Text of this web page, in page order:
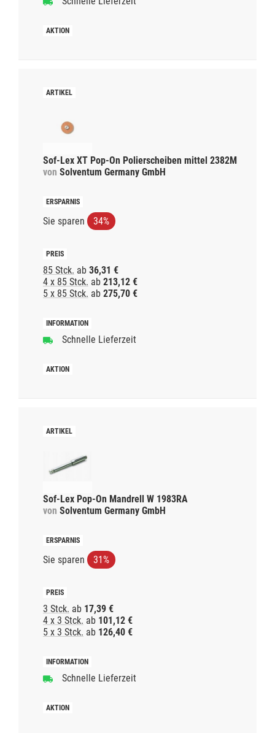
Sof-Lex XT Pop-On Polierscheiben mittel 2382M
von Solventum Germany GmbH
Sie sparen 34%
85 Stck. ab 36,31 €
4 x 85 Stck. ab 213,12 €
5 x 85 Stck. ab 275,70 €
Schnelle Lieferzeit
Sof-Lex Pop-On Mandrell W 1983RA
von Solventum Germany GmbH
Sie sparen 31%
3 Stck. ab 17,39 €
4 x 3 Stck. ab 101,12 €
5 x 3 Stck. ab 126,40 €
Schnelle Lieferzeit